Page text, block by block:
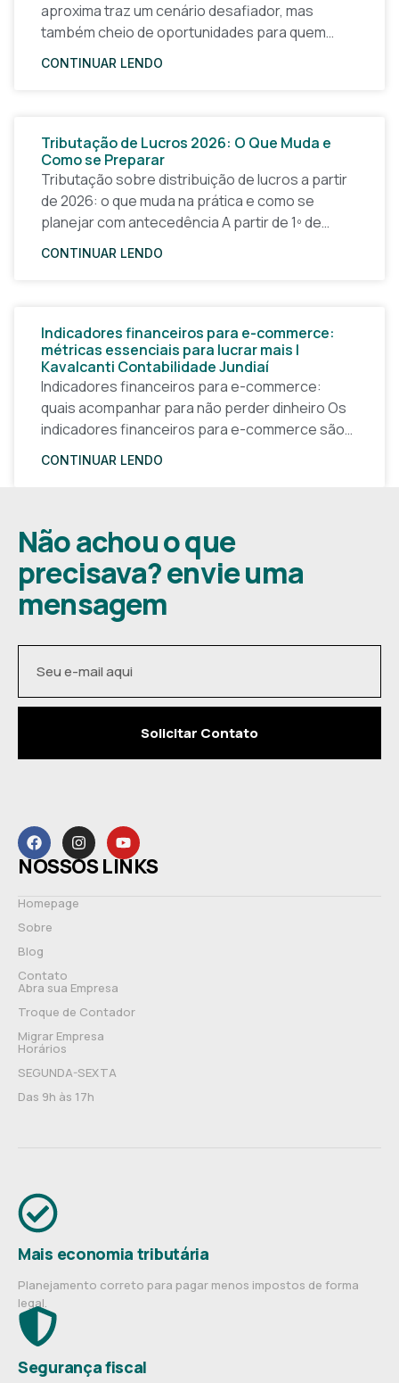
aproxima traz um cenário desafiador, mas
também cheio de oportunidades para quem
quer tirar uma ideia do papel e construir um
CONTINUAR LENDO
Tributação de Lucros 2026: O Que Muda e
Como se Preparar
Tributação sobre distribuição de lucros a partir
de 2026: o que muda na prática e como se
planejar com antecedência A partir de 1º de
janeiro de 2026, a forma
CONTINUAR LENDO
Indicadores financeiros para e-commerce:
métricas essenciais para lucrar mais |
Kavalcanti Contabilidade Jundiaí
Indicadores financeiros para e-commerce:
quais acompanhar para não perder dinheiro Os
indicadores financeiros para e-commerce são a
base de qualquer decisão inteligente em uma
CONTINUAR LENDO
Não achou o que
precisava? envie uma
mensagem
Solicitar Contato
NOSSOS LINKS
Homepage
Sobre
Blog
Contato
Abra sua Empresa
Troque de Contador
Migrar Empresa
Horários
SEGUNDA-SEXTA
Das 9h às 17h
Mais economia tributária
Planejamento correto para pagar menos impostos de forma
legal.
Segurança fiscal